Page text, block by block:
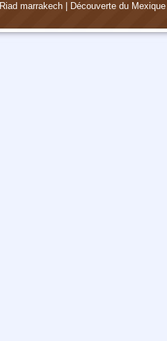
Riad marrakech| Découverte du Mexique